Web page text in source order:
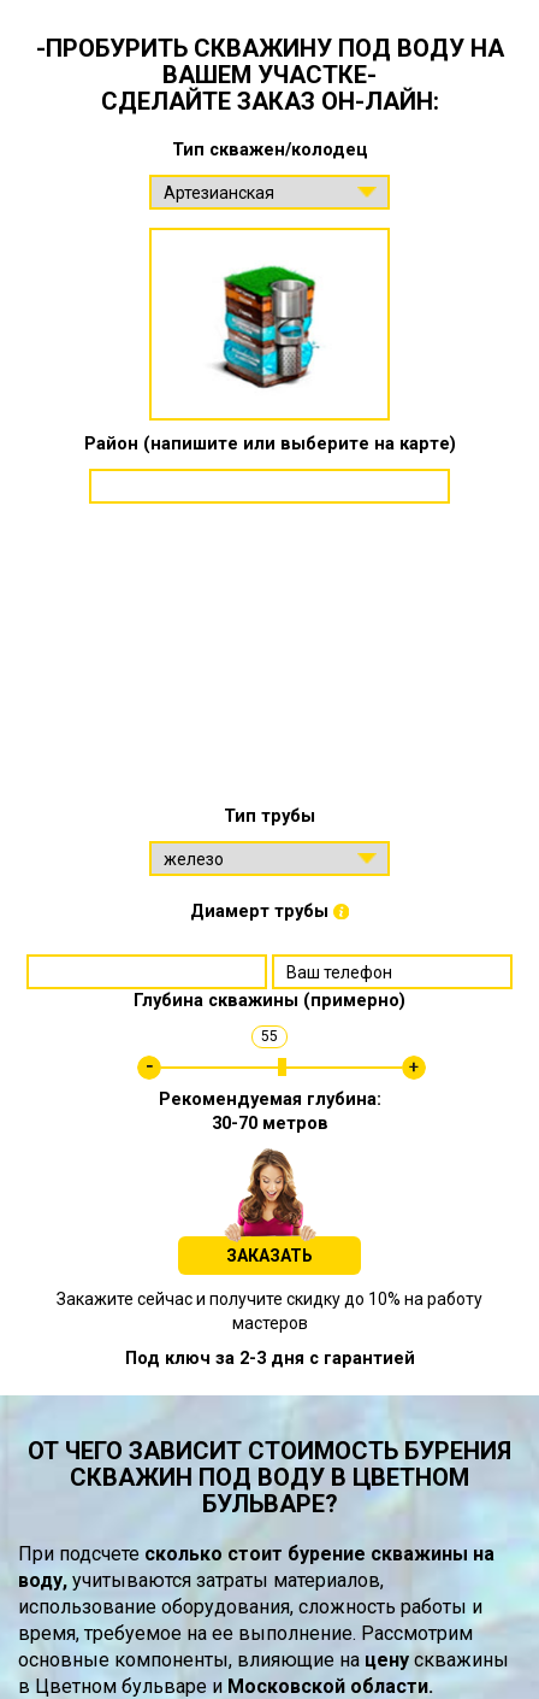
-ПРОБУРИТЬ СКВАЖИНУ ПОД ВОДУ НА
ВАШЕМ УЧАСТКЕ-
СДЕЛАЙТЕ ЗАКАЗ ОН-ЛАЙН:
Тип скважен/колодец
Район (напишите или выберите на карте)
Тип трубы
Диамерт трубы
Глубина скважины (примерно)
55
Рекомендуемая глубина:
30-70 метров
ЗАКАЗАТЬ
Закажите сейчас и получите скидку до 10% на работу
мастеров
Под ключ за 2-3 дня с гарантией
ОТ ЧЕГО ЗАВИСИТ СТОИМОСТЬ БУРЕНИЯ
СКВАЖИН ПОД ВОДУ В ЦВЕТНОМ
БУЛЬВАРЕ?
При подсчете сколько стоит бурение скважины на
воду, учитываются затраты материалов,
использование оборудования, сложность работы и
время, требуемое на ее выполнение. Рассмотрим
основные компоненты, влияющие на цену скважины
в Цветном бульваре и Московской области.